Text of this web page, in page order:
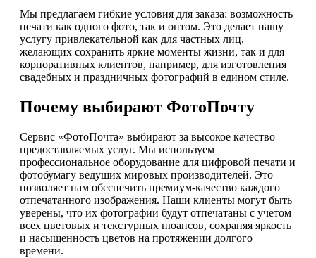
Мы предлагаем гибкие условия для заказа: возможность
печати как одного фото, так и оптом. Это делает нашу
услугу привлекательной как для частных лиц,
желающих сохранить яркие моменты жизни, так и для
корпоративных клиентов, например, для изготовления
свадебных и праздничных фотографий в едином стиле.
Почему выбирают ФотоПочту
Сервис «ФотоПочта» выбирают за высокое качество
предоставляемых услуг. Мы используем
профессиональное оборудование для цифровой печати и
фотобумагу ведущих мировых производителей. Это
позволяет нам обеспечить премиум-качество каждого
отпечатанного изображения. Наши клиенты могут быть
уверены, что их фотографии будут отпечатаны с учетом
всех цветовых и текстурных нюансов, сохраняя яркость
и насыщенность цветов на протяжении долгого
времени.